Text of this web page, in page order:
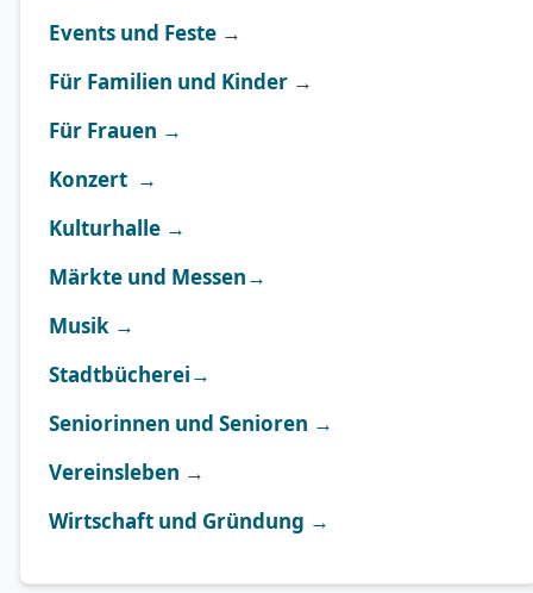
Events und Feste →
Für Familien und Kinder →
Für Frauen →
Konzert →
Kulturhalle →
Märkte und Messen→
Musik →
Stadtbücherei→
Seniorinnen und Senioren →
Vereinsleben →
Wirtschaft und Gründung →